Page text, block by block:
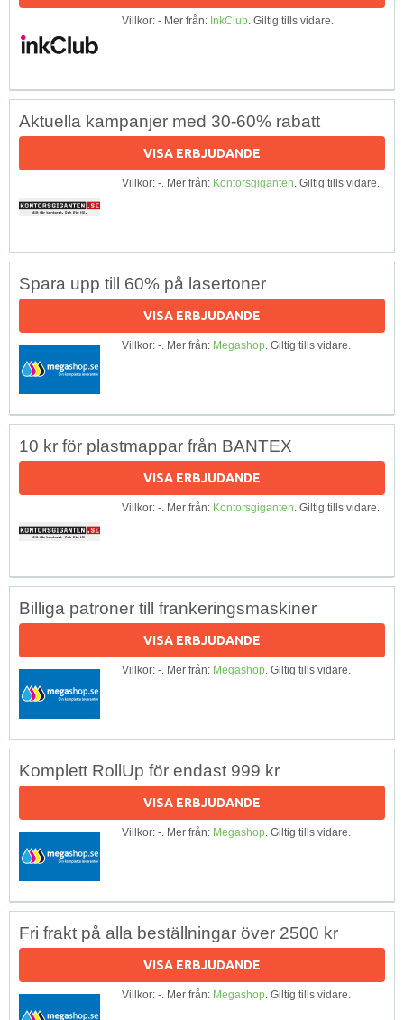
Villkor: - Mer från: InkClub. Giltig tills vidare.
Aktuella kampanjer med 30-60% rabatt
VISA ERBJUDANDE
Villkor: -. Mer från: Kontorsgiganten. Giltig tills vidare.
Spara upp till 60% på lasertoner
VISA ERBJUDANDE
Villkor: -. Mer från: Megashop. Giltig tills vidare.
10 kr för plastmappar från BANTEX
VISA ERBJUDANDE
Villkor: -. Mer från: Kontorsgiganten. Giltig tills vidare.
Billiga patroner till frankeringsmaskiner
VISA ERBJUDANDE
Villkor: -. Mer från: Megashop. Giltig tills vidare.
Komplett RollUp för endast 999 kr
VISA ERBJUDANDE
Villkor: -. Mer från: Megashop. Giltig tills vidare.
Fri frakt på alla beställningar över 2500 kr
VISA ERBJUDANDE
Villkor: -. Mer från: Megashop. Giltig tills vidare.